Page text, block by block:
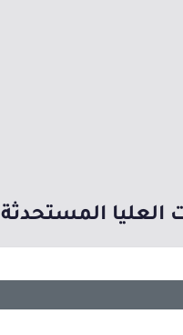
العليا المستحدثة